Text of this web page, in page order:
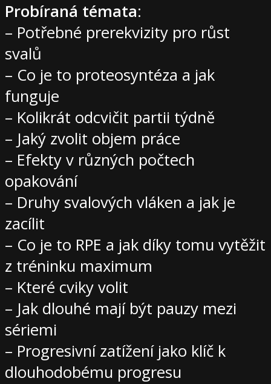
Probíraná témata:
– Potřebné prerekvizity pro růst
svalů
– Co je to proteosyntéza a jak
funguje
– Kolikrát odcvičit partii týdně
– Jaký zvolit objem práce
– Efekty v různých počtech
opakování
– Druhy svalových vláken a jak je
zacílit
– Co je to RPE a jak díky tomu vytěžit
z tréninku maximum
– Které cviky volit
– Jak dlouhé mají být pauzy mezi
sériemi
– Progresivní zatížení jako klíč k
dlouhodobému progresu